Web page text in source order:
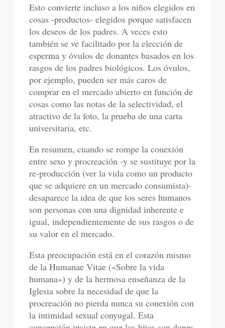
Esto convierte incluso a los niños elegidos en
cosas -productos- elegidos porque satisfacen
los deseos de los padres. A veces esto
también se ve facilitado por la elección de
esperma y óvulos de donantes basados en los
rasgos de los padres biológicos. Los óvulos,
por ejemplo, pueden ser más caros de
comprar en el mercado abierto en función de
cosas como las notas de la selectividad, el
atractivo de la foto, la prueba de una carta
universitaria, etc.
En resumen, cuando se rompe la conexión
entre sexo y procreación -y se sustituye por la
re-producción (ver la vida como un producto
que se adquiere en un mercado consumista)-
desaparece la idea de que los seres humanos
son personas con una dignidad inherente e
igual, independientemente de sus rasgos o de
su valor en el mercado.
Esta preocupación está en el corazón mismo
de la Humanae Vitae («Sobre la vida
humana») y de la hermosa enseñanza de la
Iglesia sobre la necesidad de que la
procreación no pierda nunca su conexión con
la intimidad sexual conyugal. Esta